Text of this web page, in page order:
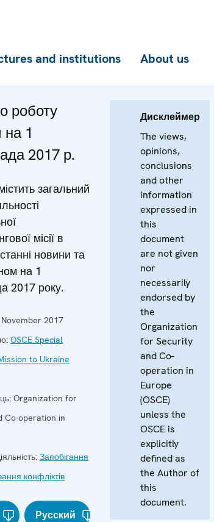
and institutions About us
роботу
1
2017 р.
загальний
місії в
новини та
на 1
2017 року.
2017
OSCE Special
to Ukraine
Organization for
Co-operation in
Запобігання
конфліктів
Русский
Дисклеймер
The views,
opinions,
conclusions
and other
information
expressed in
this
document
are not given
nor
necessarily
endorsed by
the
Organization
for Security
and Co-
operation in
Europe
(OSCE)
unless the
OSCE is
explicitly
defined as
the Author of
this
document.